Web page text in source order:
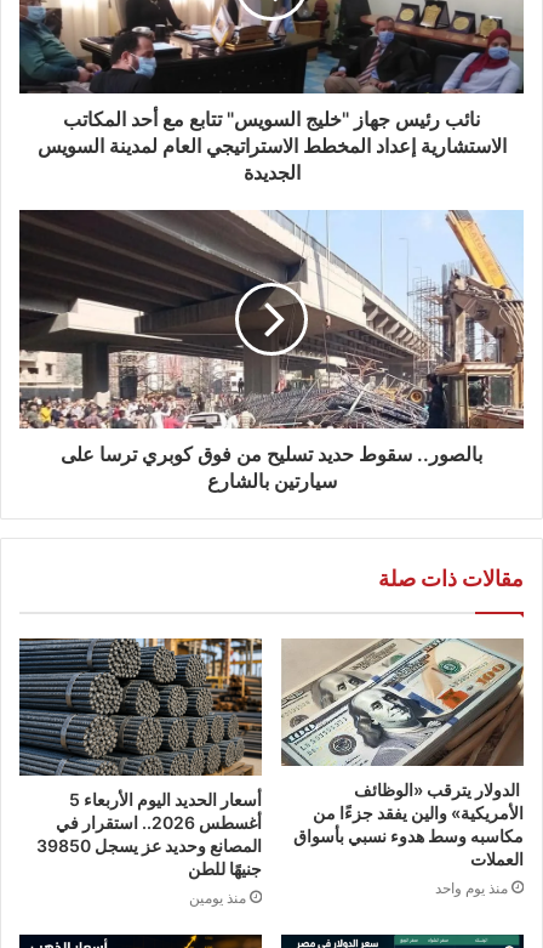
نائب رئيس جهاز "خليج السويس" تتابع مع أحد المكاتب
الاستشارية إعداد المخطط الاستراتيجي العام لمدينة السويس
الجديدة
بالصور.. سقوط حديد تسليح من فوق كوبري ترسا على
سيارتين بالشارع
مقالات ذات صلة
الدولار يترقب «الوظائف
الأمريكية» والين يفقد جزءًا من
مكاسبه وسط هدوء نسبي بأسواق
العملات
منذ يوم واحد
أسعار الحديد اليوم الأربعاء 5
أغسطس 2026.. استقرار في
المصانع وحديد عز يسجل 39850
جنيهًا للطن
منذ يومين